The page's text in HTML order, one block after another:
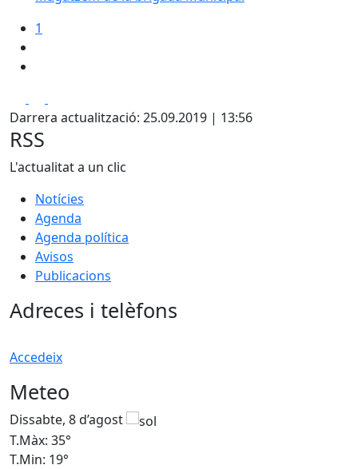
1
Darrera actualització: 25.09.2019 | 13:56
RSS
L'actualitat a un clic
Notícies
Agenda
Agenda política
Avisos
Publicacions
Adreces i telèfons
Accedeix
Meteo
Dissabte, 8 d’agost
T.Màx: 35°
T.Min: 19°